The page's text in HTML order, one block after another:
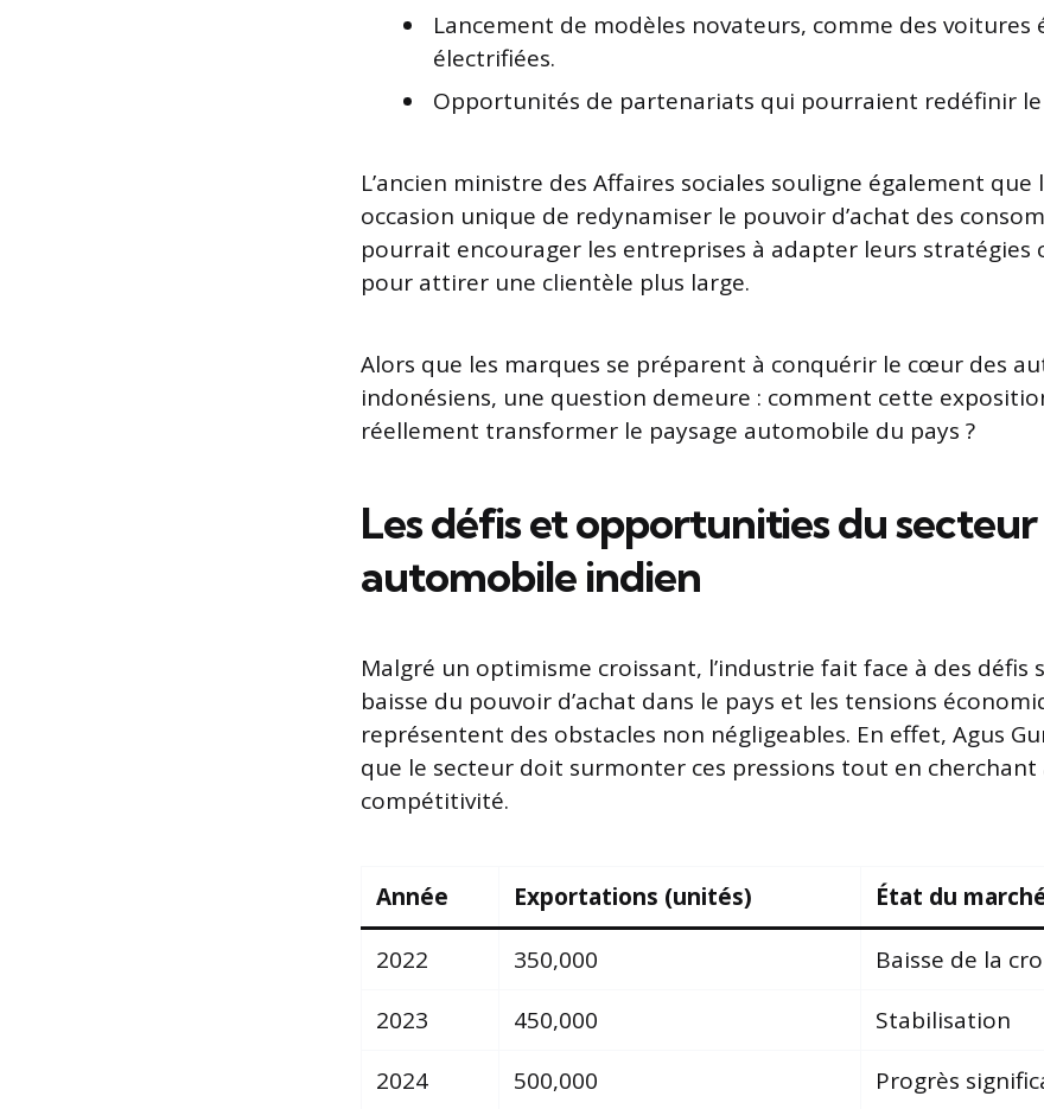
Lancement de modèles novateurs, comme des voitures
électrifiées.
Opportunités de partenariats qui pourraient redéfinir le
L’ancien ministre des Affaires sociales souligne également que
occasion unique de redynamiser le pouvoir d’achat des
pourrait encourager les entreprises à adapter leurs stratégies
pour attirer une clientèle plus large.
Alors que les marques se préparent à conquérir le cœur des
indonésiens, une question demeure : comment cette
réellement transformer le paysage automobile du pays ?
Les défis et opportunities du secteur
automobile indien
Malgré un optimisme croissant, l’industrie fait face à des défis
baisse du pouvoir d’achat dans le pays et les tensions
représentent des obstacles non négligeables. En effet, Agus
que le secteur doit surmonter ces pressions tout en cherchant
compétitivité.
Année Exportations (unités) État du
2022 350,000
Baisse de la
2023
450,000
Stabilisation
2024
500,000 Progrès